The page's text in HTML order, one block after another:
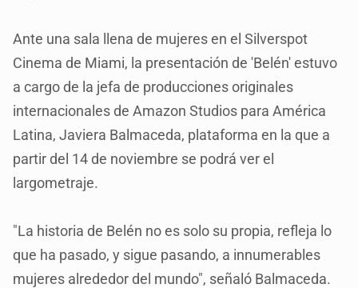
Ante una sala llena de mujeres en el Silverspot
Cinema de Miami, la presentación de 'Belén' estuvo
a cargo de la jefa de producciones originales
internacionales de Amazon Studios para América
Latina, Javiera Balmaceda, plataforma en la que a
partir del 14 de noviembre se podrá ver el
largometraje.
"La historia de Belén no es solo su propia, refleja lo
que ha pasado, y sigue pasando, a innumerables
mujeres alrededor del mundo", señaló Balmaceda.